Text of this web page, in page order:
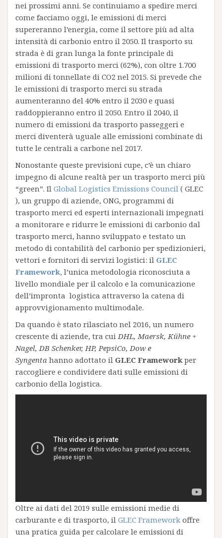
nei prossimi anni. Se continuiamo a spedire merci
come facciamo oggi, le emissioni di merci
supereranno l’energia, come il settore più ad alta
intensità di carbonio entro il 2050. Il trasporto su
strada è di gran lunga la fonte principale di
emissioni di trasporto merci (62%), con oltre 1.700
milioni di tonnellate di CO2 nel 2015. Si prevede che
le emissioni di trasporto merci su strada
aumenteranno del 40% entro il 2030 e quasi
raddoppieranno entro il 2050. Entro il 2040, il
numero di emissioni da trasporto passeggeri e
merci diventerà uguale alle emissioni combinate di
tutte le centrali a carbone nel 2017.
Nonostante queste previsioni cupe, c’è un chiaro
impegno di alcune realtà per un trasporto merci più
“green”. Il Global Logistics Emissions Council ( GLEC
), un gruppo di aziende, ONG, programmi di
trasporto merci ed esperti internazionali impegnati
a monitorare e ridurre le emissioni di carbonio dal
trasporto merci, hanno sviluppato e testato un
metodo di contabilità del carbonio per spedizionieri,
vettori e fornitori di servizi logistici: il GLEC
Framework, l’unica metodologia riconosciuta a
livello mondiale per il calcolo e la comunicazione
dell’impronta logistica attraverso la catena di
approvvigionamento multimodale.
Da quando è stato rilasciato nel 2016, un numero
crescente di aziende, tra cuiDHL, Maersk, Kühne +
Nagel, DB Schenker, HP, PepsiCo, Dow e
Syngenta hanno adottato il GLEC Framework per
raccogliere e condividere dati sulle emissioni di
carbonio della logistica.
Oltre ai dati del 2019 sulle emissioni medie di
carburante e di trasporto, il GLEC Framework offre
una pratica guida per calcolare le emissioni di